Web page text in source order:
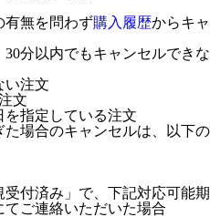
有無を問わず購入履歴からキャ
分以内でもキャンセルできな
い注文
文
を指定している注文
た場合のキャンセルは、以下の
付済み」で、下記対応可能期
ご連絡いただいた場合